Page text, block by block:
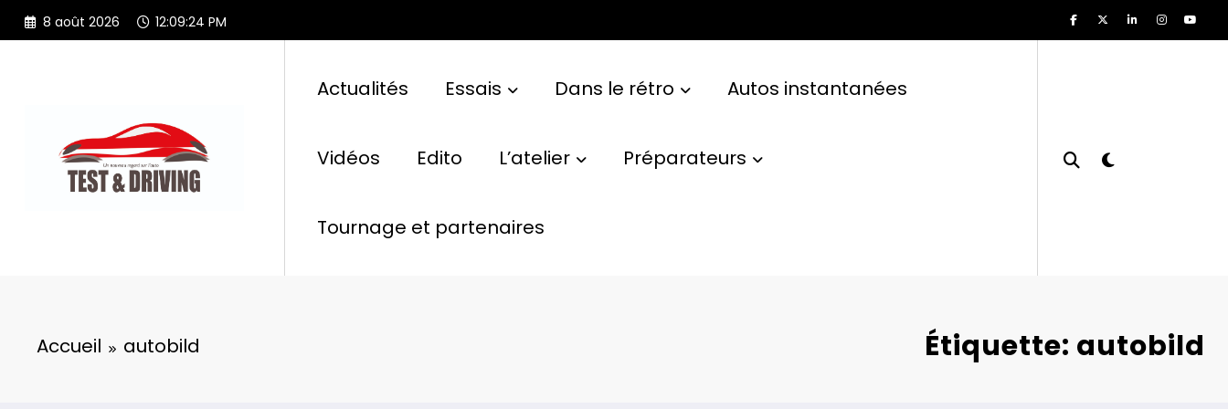
Aller
8 août 2026 12:09:25 PM
Actualités Essais Dans le rétro Autos instantanées
Vidéos Edito L’atelier Préparateurs
Tournage et partenaires
Accueil autobild Étiquette: autobild